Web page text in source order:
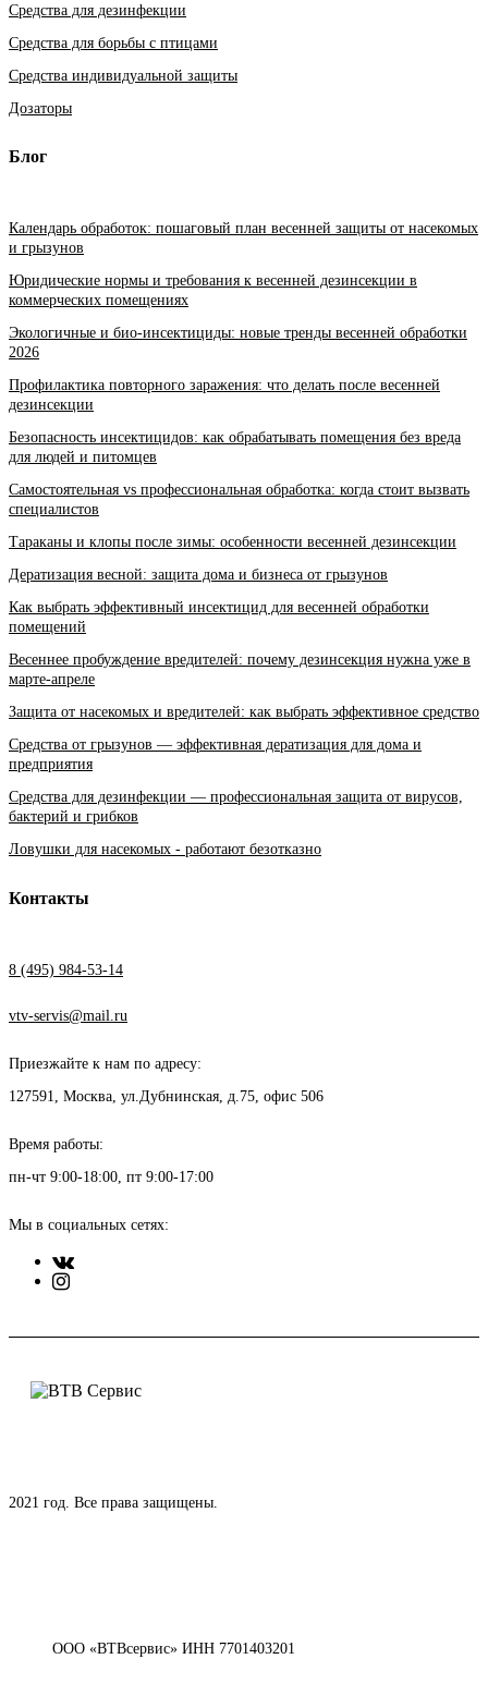
Средства для дезинфекции
Средства для борьбы с птицами
Средства индивидуальной защиты
Дозаторы
Блог
Календарь обработок: пошаговый план весенней защиты от насекомых
и грызунов
Юридические нормы и требования к весенней дезинсекции в
коммерческих помещениях
Экологичные и био-инсектициды: новые тренды весенней обработки
2026
Профилактика повторного заражения: что делать после весенней
дезинсекции
Безопасность инсектицидов: как обрабатывать помещения без вреда
для людей и питомцев
Самостоятельная vs профессиональная обработка: когда стоит вызвать
специалистов
Тараканы и клопы после зимы: особенности весенней дезинсекции
Дератизация весной: защита дома и бизнеса от грызунов
Как выбрать эффективный инсектицид для весенней обработки
помещений
Весеннее пробуждение вредителей: почему дезинсекция нужна уже в
марте-апреле
Защита от насекомых и вредителей: как выбрать эффективное средство
Средства от грызунов — эффективная дератизация для дома и
предприятия
Средства для дезинфекции — профессиональная защита от вирусов,
бактерий и грибков
Ловушки для насекомых - работают безотказно
Контакты
8 (495) 984-53-14
vtv-servis@mail.ru
Приезжайте к нам по адресу:
127591, Москва, ул.Дубнинская, д.75, офис 506
Время работы:
пн-чт 9:00-18:00, пт 9:00-17:00
Мы в социальных сетях:
2021 год. Все права защищены.
ООО «ВТВсервис» ИНН 7701403201